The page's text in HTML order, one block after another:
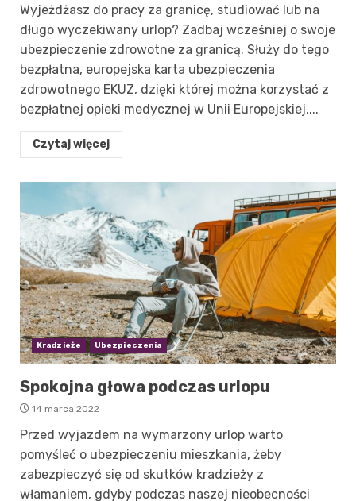
Wyjeżdżasz do pracy za granicę, studiować lub na
długo wyczekiwany urlop? Zadbaj wcześniej o swoje
ubezpieczenie zdrowotne za granicą. Służy do tego
bezpłatna, europejska karta ubezpieczenia
zdrowotnego EKUZ, dzięki której można korzystać z
bezpłatnej opieki medycznej w Unii Europejskiej,...
Czytaj więcej
Kradzieże Ubezpieczenia
Spokojna głowa podczas urlopu
14 marca 2022
Przed wyjazdem na wymarzony urlop warto
pomyśleć o ubezpieczeniu mieszkania, żeby
zabezpieczyć się od skutków kradzieży z
włamaniem, gdyby podczas naszej nieobecności